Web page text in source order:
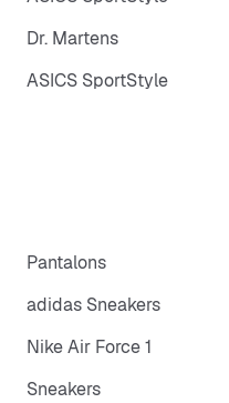
Dr. Martens
ASICS SportStyle
Pantalons
adidas Sneakers
Nike Air Force 1
Sneakers